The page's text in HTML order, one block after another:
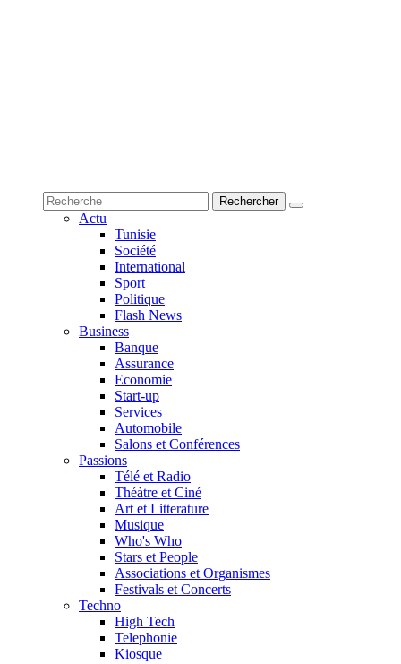
Actu
Tunisie
Société
International
Sport
Politique
Flash News
Business
Banque
Assurance
Economie
Start-up
Services
Automobile
Salons et Conférences
Passions
Télé et Radio
Théàtre et Ciné
Art et Litterature
Musique
Who's Who
Stars et People
Associations et Organismes
Festivals et Concerts
Techno
High Tech
Telephonie
Kiosque